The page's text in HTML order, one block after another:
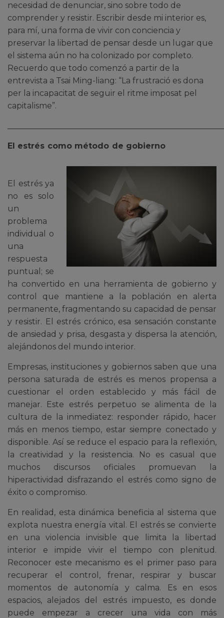
necesidad de denunciar, sino sobre todo de
comprender y resistir. Escribir desde mi interior es,
para mí, una forma de vivir con conciencia y
preservar la libertad de pensar desde un lugar que
el sistema aún no ha colonizado por completo.
Recuerdo que todo comenzó a partir de la
entrevista a Tsai Ming-liang: “La frustració es dona
per la incapacitat de seguir el ritme imposat pel
capitalisme”.
El estrés como método de gobierno
El estrés ya
no es solo
un
problema
individual o
una
respuesta
puntual; se
ha convertido en una herramienta de gobierno y
control que mantiene a la población en alerta
permanente, fragmentando su capacidad de pensar
y resistir. El estrés crónico, esa sensación constante
de ansiedad y prisa, desgasta y dispersa la atención,
alejándonos del mundo interior.
Empresas, instituciones y gobiernos saben que una
persona saturada de estrés es menos propensa a
cuestionar el orden establecido y más fácil de
manejar. Este estrés perpetuo se alimenta de la
cultura de la inmediatez: responder rápido, hacer
más en menos tiempo, estar siempre conectado y
disponible. Así se reduce el espacio para la reflexión,
la creatividad y la resistencia. No es casual que
muchos discursos oficiales promuevan la
hiperactividad disfrazando el estrés como signo de
éxito o compromiso.
En realidad, esta dinámica beneficia al sistema que
explota nuestra energía vital. El estrés se convierte
en una violencia invisible que limita la libertad
interior e impide vivir el tiempo con plenitud.
Reconocer este mecanismo es el primer paso para
recuperar el control, frenar, respirar y buscar
momentos de autonomía y calma. Es en esos
espacios, alejados del estrés impuesto, es donde
puede empezar a crecer una vida con más